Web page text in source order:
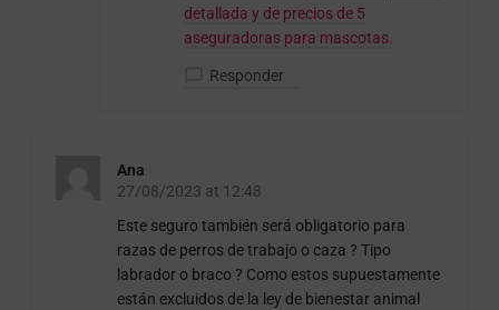
detallada y de precios de 5
aseguradoras para mascotas.
Responder
Ana
27/08/2023 at 12:48
Este seguro también será obligatorio para
razas de perros de trabajo o caza ? Tipo
labrador o braco ? Como estos supuestamente
están excluidos de la ley de bienestar animal